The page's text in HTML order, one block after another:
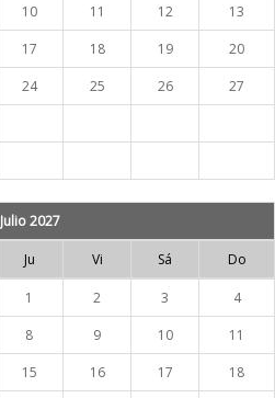
10 11 12
13
17 18 19
20
24 25 26
27
Julio 2027
Ju Vi Sá Do
1 2 3
4
8 9 10
11
15 16 17
18